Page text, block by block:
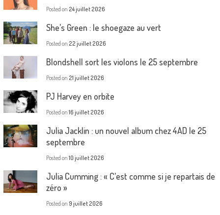
Posted on 24 juillet 2026
She’s Green : le shoegaze au vert
Posted on 22 juillet 2026
Blondshell sort les violons le 25 septembre
Posted on 21 juillet 2026
PJ Harvey en orbite
Posted on 16 juillet 2026
Julia Jacklin : un nouvel album chez 4AD le 25
septembre
Posted on 10 juillet 2026
Julia Cumming : « C’est comme si je repartais de
zéro »
Posted on 9 juillet 2026